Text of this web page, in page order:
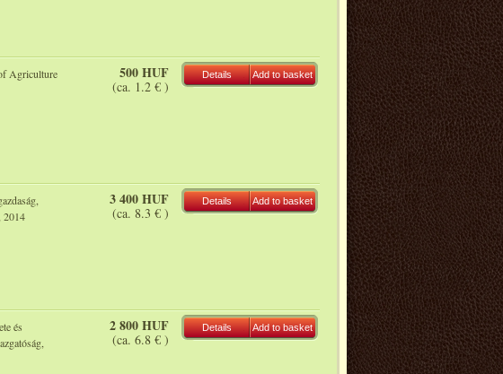
Agriculture
500 HUF
(ca. 1.2 € )
Details Add to basket
2014
3 400 HUF
(ca. 8.3 € )
Details Add to basket
és
2 800 HUF
(ca. 6.8 € )
Details Add to basket